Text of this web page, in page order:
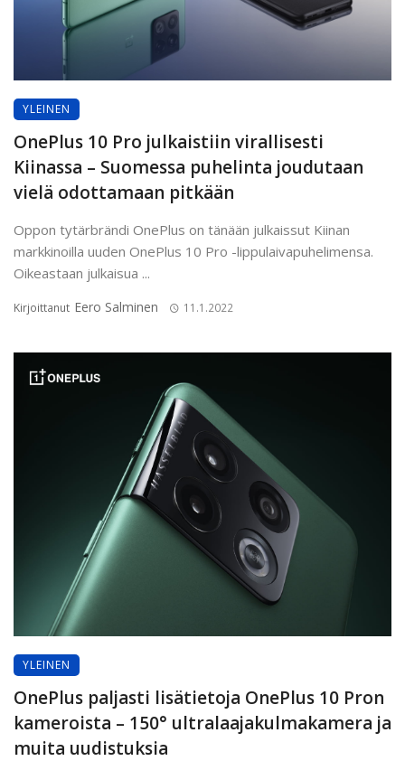
YLEINEN
OnePlus 10 Pro julkaistiin virallisesti
Kiinassa – Suomessa puhelinta joudutaan
vielä odottamaan pitkään
Oppon tytärbrändi OnePlus on tänään julkaissut Kiinan
markkinoilla uuden OnePlus 10 Pro -lippulaivapuhelimensa.
Oikeastaan julkaisua ...
Kirjoittanut Eero Salminen 11.1.2022
YLEINEN
OnePlus paljasti lisätietoja OnePlus 10 Pron
kameroista – 150° ultralaajakulmakamera ja
muita uudistuksia